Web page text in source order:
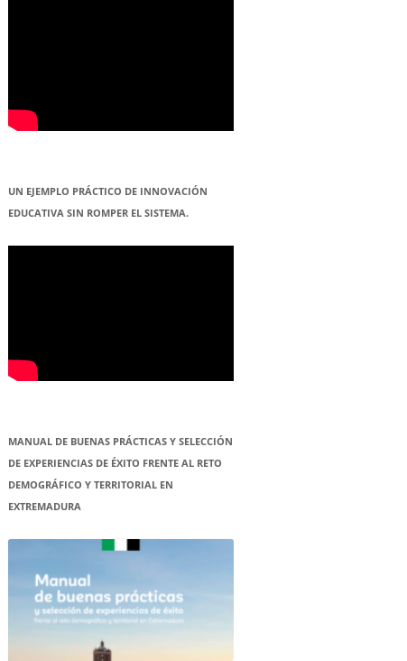
UN EJEMPLO PRÁCTICO DE INNOVACIÓN
EDUCATIVA SIN ROMPER EL SISTEMA.
MANUAL DE BUENAS PRÁCTICAS Y SELECCIÓN
DE EXPERIENCIAS DE ÉXITO FRENTE AL RETO
DEMOGRÁFICO Y TERRITORIAL EN
EXTREMADURA